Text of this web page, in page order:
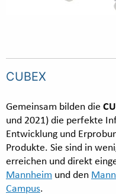
CUBEX
Gemeinsam bilden die
und 2021) die perfekte
Entwicklung und
Produkte. Sie sind in
erreichen und direkt
Mannheim und den
Campus.